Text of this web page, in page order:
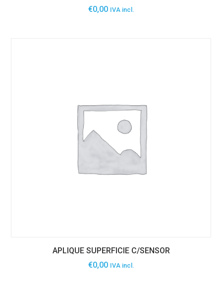
€0,00 IVA incl.
APLIQUE SUPERFICIE C/SENSOR
€0,00 IVA incl.